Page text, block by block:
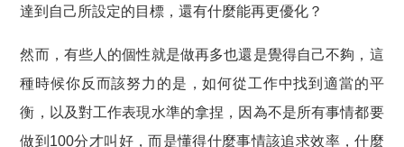
達到自己所設定的目標，還有什麼能再更優化？
然而，有些人的個性就是做再多也還是覺得自己不夠，這
種時候你反而該努力的是，如何從工作中找到適當的平
衡，以及對工作表現水準的拿捏，因為不是所有事情都要
做到100分才叫好，而是懂得什麼事情該追求效率，什麼